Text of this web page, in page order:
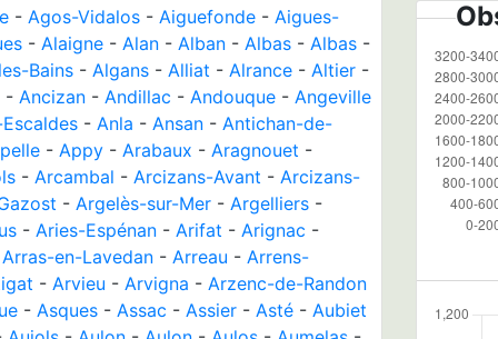
- Agos-Vidalos - Aiguefonde - Aigues-
- Alaigne - Alan - Alban - Albas - Albas -
Bains - Algans - Alliat - Alrance - Altier -
- Ancizan - Andillac - Andouque - Angeville
- Anla - Ansan - Antichan-de-
- Appy - Arabaux - Aragnouet -
- Arcambal - Arcizans-Avant - Arcizans-
- Argelès-sur-Mer - Argelliers -
- Aries-Espénan - Arifat - Arignac -
Arras-en-Lavedan - Arreau - Arrens-
- Arvieu - Arvigna - Arzenc-de-Randon
- Asques - Assac - Assier - Asté - Aubiet